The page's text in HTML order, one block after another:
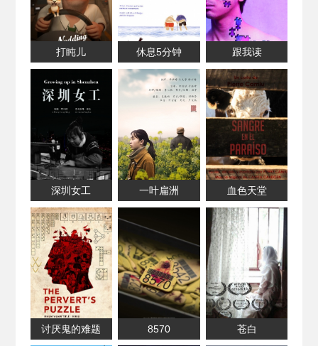
打盹儿 休息5分钟 跟我读
深圳女工 一叶扁洲 血色天堂
讨厌鬼的难题 8570 苍白